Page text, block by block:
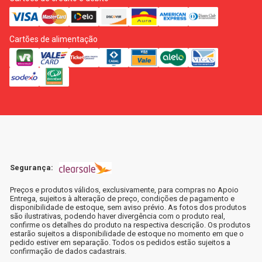
Cartões de alimentação
Segurança:
Preços e produtos válidos, exclusivamente, para compras no Apoio
Entrega, sujeitos à alteração de preço, condições de pagamento e
disponibilidade de estoque, sem aviso prévio. As fotos dos produtos
são ilustrativas, podendo haver divergência com o produto real,
confirme os detalhes do produto na respectiva descrição. Os produtos
estarão sujeitos a disponibilidade de estoque no momento em que o
pedido estiver em separação. Todos os pedidos estão sujeitos a
confirmação de dados cadastrais.